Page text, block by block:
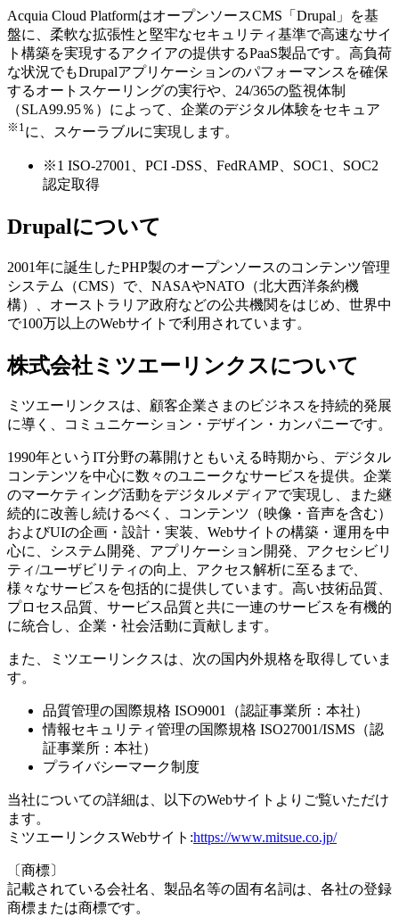
Acquia Cloud PlatformはオープンソースCMS「Drupal」を基
盤に、柔軟な拡張性と堅牢なセキュリティ基準で高速なサイ
ト構築を実現するアクイアの提供するPaaS製品です。高負荷
な状況でもDrupalアプリケーションのパフォーマンスを確保
するオートスケーリングの実行や、24/365の監視体制
（SLA99.95％）によって、企業のデジタル体験をセキュア
※1に、スケーラブルに実現します。
※1 ISO-27001、PCI -DSS、FedRAMP、SOC1、SOC2
認定取得
Drupalについて
2001年に誕生したPHP製のオープンソースのコンテンツ管理
システム（CMS）で、NASAやNATO（北大西洋条約機
構）、オーストラリア政府などの公共機関をはじめ、世界中
で100万以上のWebサイトで利用されています。
株式会社ミツエーリンクスについて
ミツエーリンクスは、顧客企業さまのビジネスを持続的発展
に導く、コミュニケーション・デザイン・カンパニーです。
1990年というIT分野の幕開けともいえる時期から、デジタル
コンテンツを中心に数々のユニークなサービスを提供。企業
のマーケティング活動をデジタルメディアで実現し、また継
続的に改善し続けるべく、コンテンツ（映像・音声を含む）
およびUIの企画・設計・実装、Webサイトの構築・運用を中
心に、システム開発、アプリケーション開発、アクセシビリ
ティ/ユーザビリティの向上、アクセス解析に至るまで、
様々なサービスを包括的に提供しています。高い技術品質、
プロセス品質、サービス品質と共に一連のサービスを有機的
に統合し、企業・社会活動に貢献します。
また、ミツエーリンクスは、次の国内外規格を取得していま
す。
品質管理の国際規格 ISO9001（認証事業所：本社）
情報セキュリティ管理の国際規格 ISO27001/ISMS（認
証事業所：本社）
プライバシーマーク制度
当社についての詳細は、以下のWebサイトよりご覧いただけ
ます。
ミツエーリンクスWebサイト:https://www.mitsue.co.jp/
〔商標〕
記載されている会社名、製品名等の固有名詞は、各社の登録
商標または商標です。